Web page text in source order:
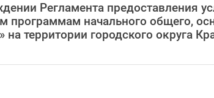
Регламента предоставления
программам начального общего,
на территории городского округа